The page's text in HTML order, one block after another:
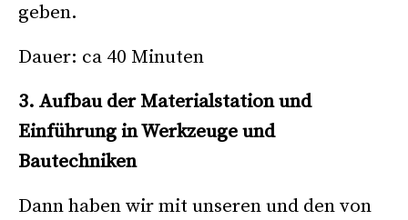
geben.
Dauer: ca 40 Minuten
3. Aufbau der Materialstation und
Einführung in Werkzeuge und
Bautechniken
Dann haben wir mit unseren und den von